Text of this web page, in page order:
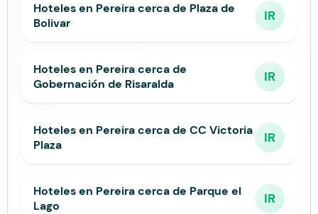
Hoteles en Pereira cerca de Plaza de
Bolivar
IR
Hoteles en Pereira cerca de
Gobernación de Risaralda
IR
Hoteles en Pereira cerca de CC Victoria
Plaza
IR
Hoteles en Pereira cerca de Parque el
Lago
IR